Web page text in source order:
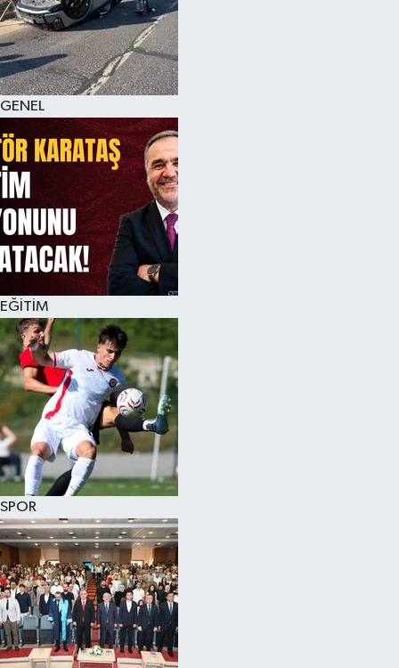
GENEL
EĞİTİM
SPOR
KÜLTÜR SANAT
MAGAZİN
SAĞLIK
SİYASET
SPOR
TEKNOLOJİ
VİZYONDAKİLER
YAŞAM